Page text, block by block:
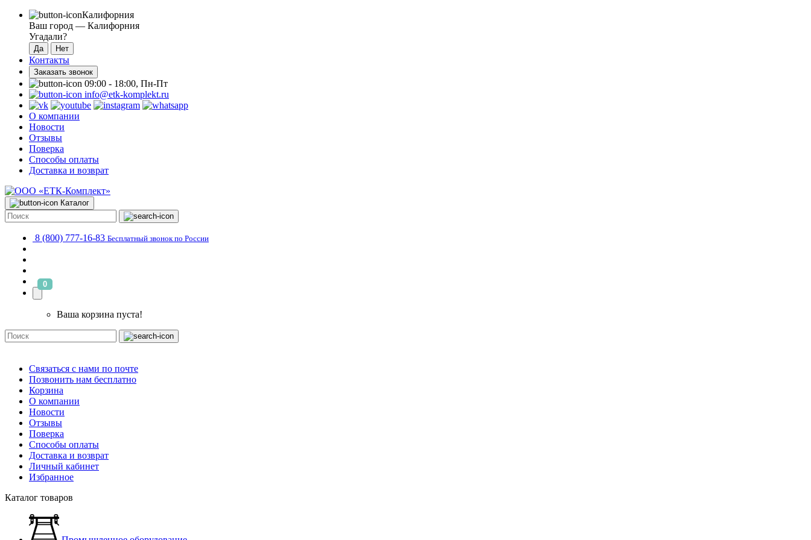
Калифорния
Ваш город — Калифорния
Угадали?
Контакты
Заказать звонок
09:00 - 18:00, Пн-Пт
info@etk-komplekt.ru
О компании
Новости
Отзывы
Поверка
Способы оплаты
Доставка и возврат
Каталог
8 (800) 777-16-83 Бесплатный звонок по России
0
Ваша корзина пуста!
Связаться с нами по почте
Позвонить нам бесплатно
Корзина
О компании
Новости
Отзывы
Поверка
Способы оплаты
Доставка и возврат
Личный кабинет
Избранное
Каталог товаров